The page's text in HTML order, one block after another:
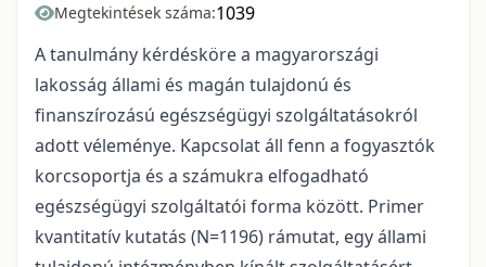
Megtekintések száma:1039
A tanulmány kérdésköre a magyarországi
lakosság állami és magán tulajdonú és
finanszírozású egészségügyi szolgáltatásokról
adott véleménye. Kapcsolat áll fenn a fogyasztók
korcsoportja és a számukra elfogadható
egészségügyi szolgáltatói forma között. Primer
kvantitatív kutatás (N=1196) rámutat, egy állami